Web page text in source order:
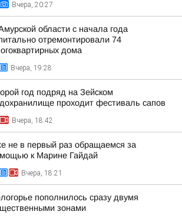
Вчера, 20:27
области с начала года
отремонтировали 74
дома
Вчера, 19:28
год подряд на Зейском
проходит фестиваль сапов
Вчера, 18:42
не в первый раз обращаемся за
к Марине Гайдай
Вчера, 18:21
пополнилось сразу двумя
зонами